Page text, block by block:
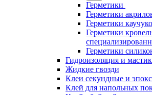
Герметики
Герметики
Герметики
Герметики
Герметики
Гидроизоляция и
Жидкие гвозди
Клеи секундные и
Клей для напольных